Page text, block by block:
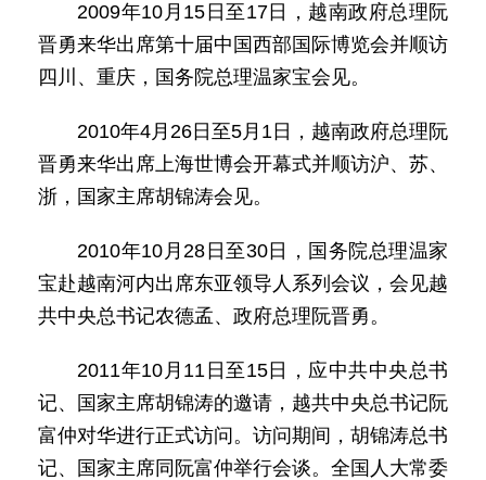
2009年10月15日至17日，越南政府总理阮
晋勇来华出席第十届中国西部国际博览会并顺访
四川、重庆，国务院总理温家宝会见。
2010年4月26日至5月1日，越南政府总理阮
晋勇来华出席上海世博会开幕式并顺访沪、苏、
浙，国家主席胡锦涛会见。
2010年10月28日至30日，国务院总理温家
宝赴越南河内出席东亚领导人系列会议，会见越
共中央总书记农德孟、政府总理阮晋勇。
2011年10月11日至15日，应中共中央总书
记、国家主席胡锦涛的邀请，越共中央总书记阮
富仲对华进行正式访问。访问期间，胡锦涛总书
记、国家主席同阮富仲举行会谈。全国人大常委